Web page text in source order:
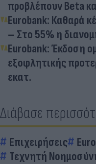
προβλέπουν Beta
Eurobank: Καθαρά
– Στο 55% η
Εurobank: Έκδοση
εξοφλητικής
εκατ.
Διάβασε
Επιχειρήσεις
Τεχνητή